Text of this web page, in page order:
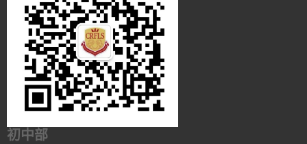
初中部